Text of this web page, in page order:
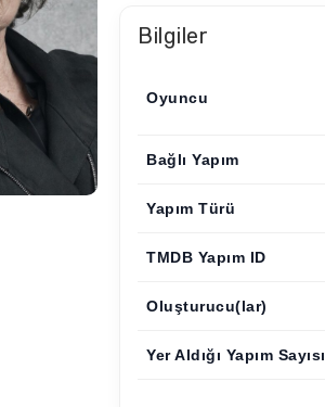
Bilgiler
Oyuncu
Bağlı Yapım
Yapım Türü
TMDB Yapım ID
Oluşturucu(lar)
Yer Aldığı Yapım Sayısı